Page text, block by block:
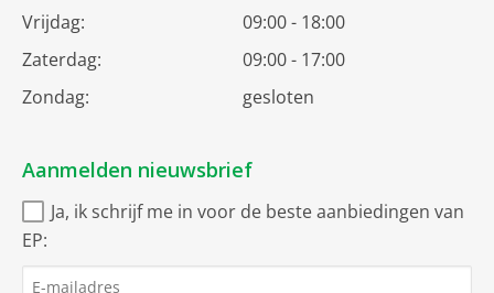
Vrijdag:
09:00 - 18:00
Zaterdag:
09:00 - 17:00
Zondag:
gesloten
Aanmelden nieuwsbrief
Ja, ik schrijf me in voor de beste aanbiedingen van
EP: